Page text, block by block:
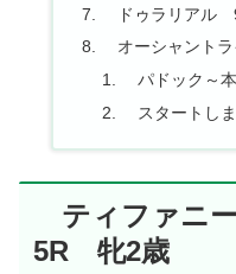
ドゥラリアル
オーシャント
パドック～
スタートしま
ティファニ
5R 牝2歳